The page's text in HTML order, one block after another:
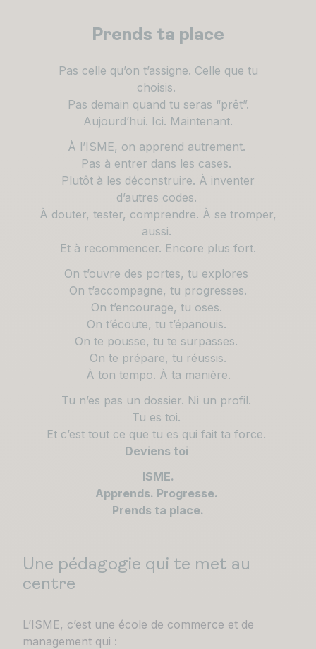
Prends ta place
Pas celle qu’on t’assigne. Celle que tu
choisis.
Pas demain quand tu seras “prêt”.
Aujourd’hui. Ici. Maintenant.
À l’ISME, on apprend autrement.
Pas à entrer dans les cases.
Plutôt à les déconstruire. À inventer
d’autres codes.
À douter, tester, comprendre. À se tromper,
aussi.
Et à recommencer. Encore plus fort.
On t’ouvre des portes, tu explores
On t’accompagne, tu progresses.
On t’encourage, tu oses.
On t’écoute, tu t’épanouis.
On te pousse, tu te surpasses.
On te prépare, tu réussis.
À ton tempo. À ta manière.
Tu n’es pas un dossier. Ni un profil.
Tu es toi.
Et c’est tout ce que tu es qui fait ta force.
Deviens toi
ISME.
Apprends. Progresse.
Prends ta place.
Une pédagogie qui te met au
centre
L’ISME, c’est une école de commerce et de
management qui :